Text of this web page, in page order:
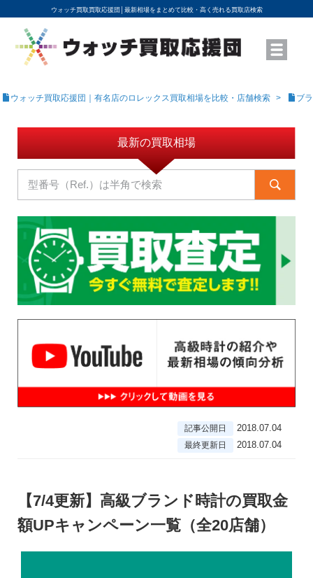
ウォッチ買取買取応援団│ 最新相場をまとめて比較・高く売れる買取店検索
YouTubeで動画を公開中
ROLEXモデル名から買取相場を調べる
高級時計ブランド名から買取相場を調べる
地域から買取店を探す
店舗名から買取店を探す
ブランド時計を高く売る方法
買取査定を依頼する
ウォッチ買取応援団｜有名店のロレックス買取相場を比較・店舗検索 ブ
最新の買取相場
記事公開日 2018.07.04
最終更新日 2018.07.04
【7/4更新】高級ブランド時計の買取金
額UPキャンペーン一覧（全20店舗）